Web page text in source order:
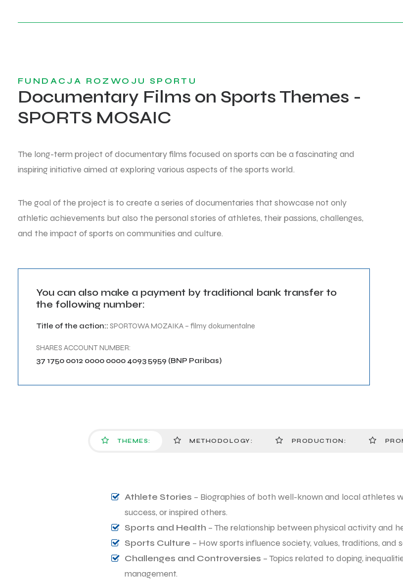
FUNDACJA ROZWOJU SPORTU
Documentary Films on Sports Themes -
SPORTS MOSAIC
The long-term project of documentary films focused on sports can be a fascinating and
inspiring initiative aimed at exploring various aspects of the sports world.
The goal of the project is to create a series of documentaries that showcase not only
athletic achievements but also the personal stories of athletes, their passions, challenges,
and the impact of sports on communities and culture.
You can also make a payment by traditional bank transfer to
the following number:
Title of the action:: SPORTOWA MOZAIKA – filmy dokumentalne
SHARES ACCOUNT NUMBER:
37 1750 0012 0000 0000 4093 5959 (BNP Paribas)
THEMES: METHODOLOGY: PRODUCTION:
Athlete Stories – Biographies of both well-known and local athletes
success, or inspired others.
Sports and Health – The relationship between physical activity and
Sports Culture – How sports influence society, values, traditions, and
Challenges and Controversies – Topics related to doping,
management.